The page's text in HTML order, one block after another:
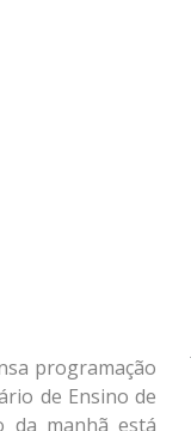
programação
de Ensino de
da manhã está